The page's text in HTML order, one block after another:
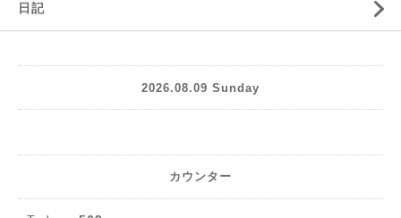
日記
2026.08.09 Sunday
カウンター